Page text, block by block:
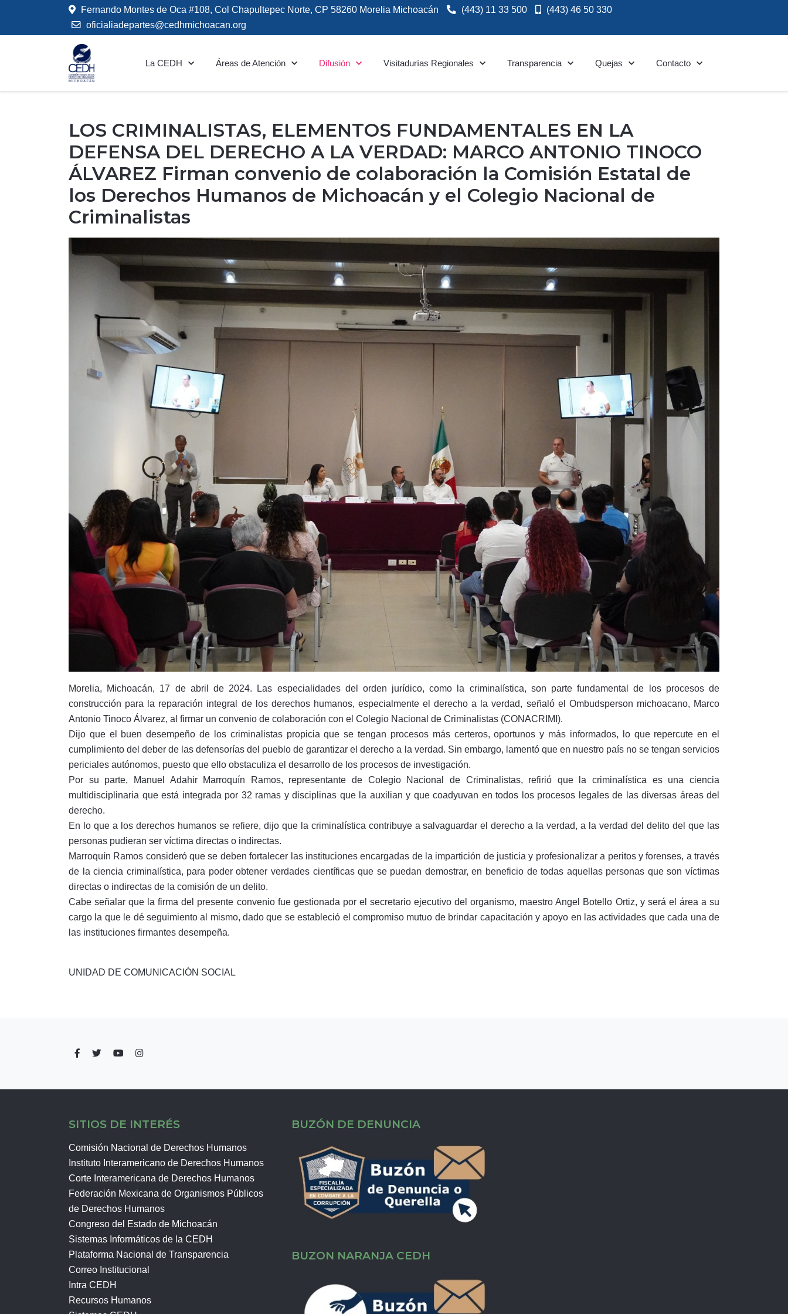
Fernando Montes de Oca #108, Col Chapultepec Norte, CP 58260 Morelia Michoacán (443) 11 33 500
(443) 46 50 330
oficialiadepartes@cedhmichoacan.org
La CEDH Áreas de Atención Difusión Visitadurías Regionales Transparencia Quejas Contacto
LOS CRIMINALISTAS, ELEMENTOS FUNDAMENTALES EN LA
DEFENSA DEL DERECHO A LA VERDAD: MARCO ANTONIO TINOCO
ÁLVAREZ Firman convenio de colaboración la Comisión Estatal de
los Derechos Humanos de Michoacán y el Colegio Nacional de
Criminalistas
Morelia, Michoacán, 17 de abril de 2024. Las especialidades del orden jurídico, como la criminalística, son parte fundamental de los procesos de
construcción para la reparación integral de los derechos humanos, especialmente el derecho a la verdad, señaló el Ombudsperson michoacano, Marco
Antonio Tinoco Álvarez, al firmar un convenio de colaboración con el Colegio Nacional de Criminalistas (CONACRIMI).
Dijo que el buen desempeño de los criminalistas propicia que se tengan procesos más certeros, oportunos y más informados, lo que repercute en el
cumplimiento del deber de las defensorías del pueblo de garantizar el derecho a la verdad. Sin embargo, lamentó que en nuestro país no se tengan servicios
periciales autónomos, puesto que ello obstaculiza el desarrollo de los procesos de investigación.
Por su parte, Manuel Adahir Marroquín Ramos, representante de Colegio Nacional de Criminalistas, refirió que la criminalística es una ciencia
multidisciplinaria que está integrada por 32 ramas y disciplinas que la auxilian y que coadyuvan en todos los procesos legales de las diversas áreas del
derecho.
En lo que a los derechos humanos se refiere, dijo que la criminalística contribuye a salvaguardar el derecho a la verdad, a la verdad del delito del que las
personas pudieran ser víctima directas o indirectas.
Marroquín Ramos consideró que se deben fortalecer las instituciones encargadas de la impartición de justicia y profesionalizar a peritos y forenses, a través
de la ciencia criminalística, para poder obtener verdades científicas que se puedan demostrar, en beneficio de todas aquellas personas que son víctimas
directas o indirectas de la comisión de un delito.
Cabe señalar que la firma del presente convenio fue gestionada por el secretario ejecutivo del organismo, maestro Angel Botello Ortiz, y será el área a su
cargo la que le dé seguimiento al mismo, dado que se estableció el compromiso mutuo de brindar capacitación y apoyo en las actividades que cada una de
las instituciones firmantes desempeña.
UNIDAD DE COMUNICACIÓN SOCIAL
SITIOS DE INTERÉS
Comisión Nacional de Derechos Humanos
Instituto Interamericano de Derechos Humanos
Corte Interamericana de Derechos Humanos
Federación Mexicana de Organismos Públicos
de Derechos Humanos
Congreso del Estado de Michoacán
Sistemas Informáticos de la CEDH
Plataforma Nacional de Transparencia
Correo Institucional
Intra CEDH
Recursos Humanos
BUZÓN DE DENUNCIA
BUZON NARANJA CEDH